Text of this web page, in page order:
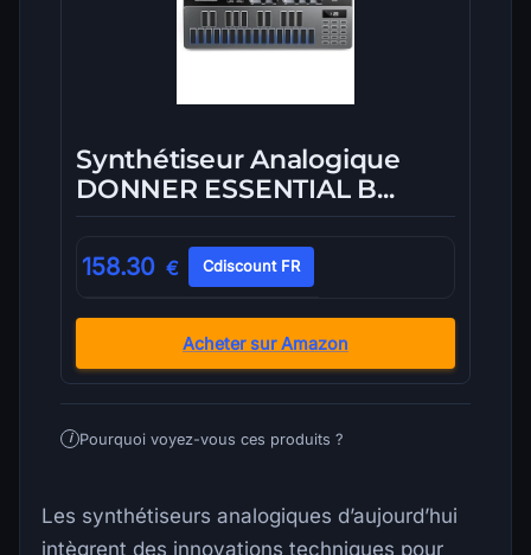
Synthétiseur Analogique
DONNER ESSENTIAL B...
158.30 € Cdiscount FR
Acheter sur Amazon
i Pourquoi voyez-vous ces produits ?
Les synthétiseurs analogiques d’aujourd’hui
intègrent des innovations techniques pour